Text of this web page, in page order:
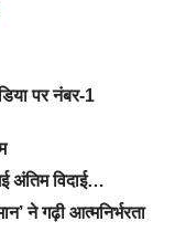
पर नंबर-1
अंतिम विदाई…
ने गढ़ी आत्मनिर्भरता